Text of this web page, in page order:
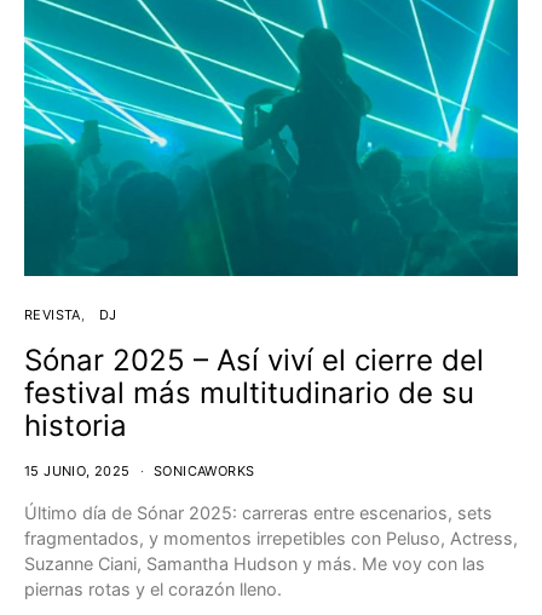
REVISTA DJ
Sónar 2025 – Así viví el cierre del
festival más multitudinario de su
historia
15 JUNIO, 2025 SONICAWORKS
Último día de Sónar 2025: carreras entre escenarios, sets
fragmentados, y momentos irrepetibles con Peluso, Actress,
Suzanne Ciani, Samantha Hudson y más. Me voy con las
piernas rotas y el corazón lleno.